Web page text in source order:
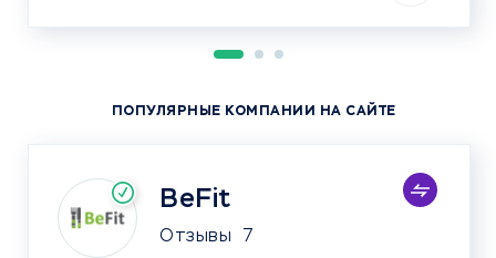
ПОПУЛЯРНЫЕ КОМПАНИИ НА САЙТЕ
BeFit
Отзывы 7